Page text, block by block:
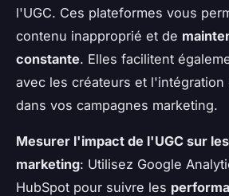
l'UGC. Ces plateformes vous
contenu inapproprié et de
constante. Elles facilitent
avec les créateurs et l'intégration
dans vos campagnes marketing.
Mesurer l'impact de l'UGC sur
marketing: Utilisez Google
HubSpot pour suivre les